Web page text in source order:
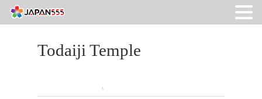
Todaiji Temple